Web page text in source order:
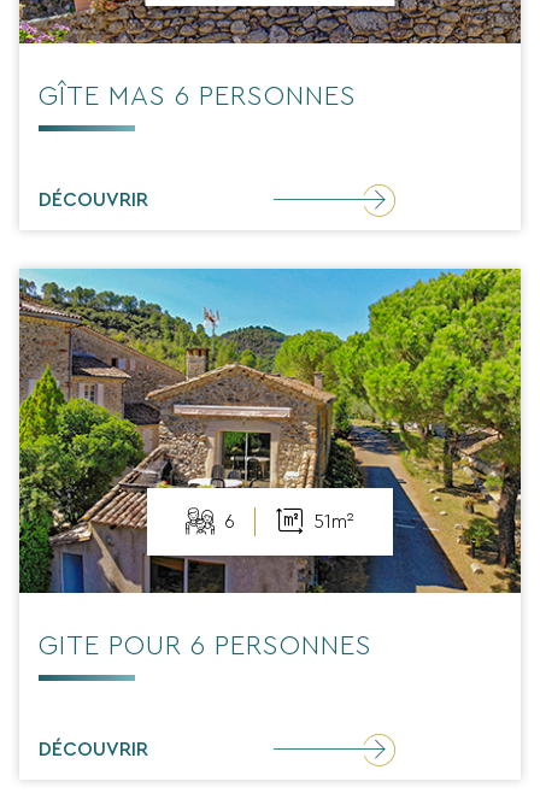
GÎTE MAS 6 PERSONNES
DÉCOUVRIR
6 51m²
GITE POUR 6 PERSONNES
DÉCOUVRIR